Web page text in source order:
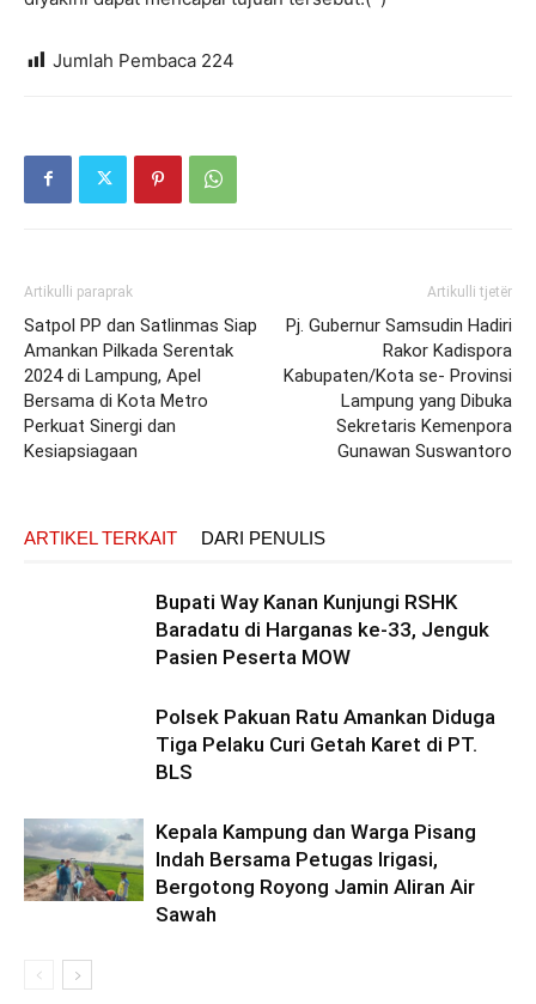
Jumlah Pembaca 224
Artikulli paraprak
Satpol PP dan Satlinmas Siap
Amankan Pilkada Serentak
2024 di Lampung, Apel
Bersama di Kota Metro
Perkuat Sinergi dan
Kesiapsiagaan
Artikulli tjetër
Pj. Gubernur Samsudin Hadiri
Rakor Kadispora
Kabupaten/Kota se- Provinsi
Lampung yang Dibuka
Sekretaris Kemenpora
Gunawan Suswantoro
ARTIKEL TERKAIT DARI PENULIS
Bupati Way Kanan Kunjungi RSHK
Baradatu di Harganas ke-33, Jenguk
Pasien Peserta MOW
Polsek Pakuan Ratu Amankan Diduga
Tiga Pelaku Curi Getah Karet di PT.
BLS
Kepala Kampung dan Warga Pisang
Indah Bersama Petugas Irigasi,
Bergotong Royong Jamin Aliran Air
Sawah